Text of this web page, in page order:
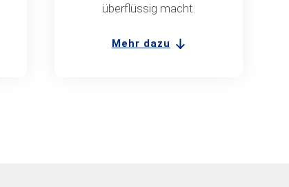
überflüssig macht.
Mehr dazu